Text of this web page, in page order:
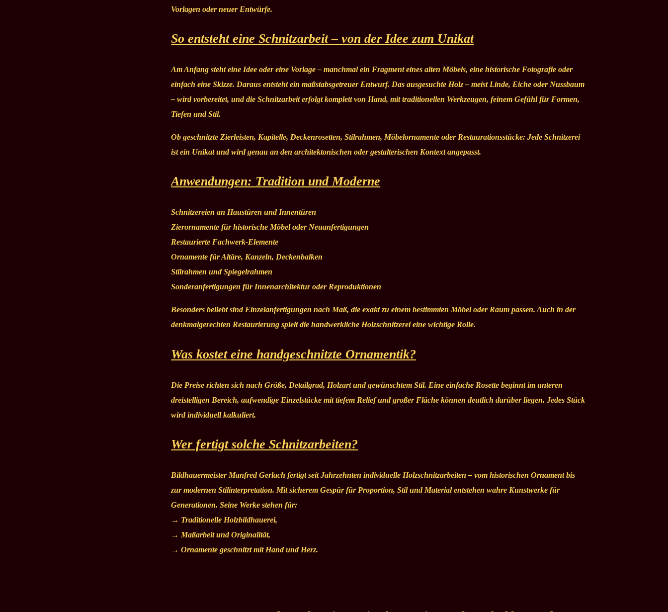
Vorlagen oder neuer Entwürfe.
So entsteht eine Schnitzarbeit – von der Idee zum Unikat
Am Anfang steht eine Idee oder eine Vorlage – manchmal ein Fragment eines alten Möbels, eine historische Fotografie oder
einfach eine Skizze. Daraus entsteht ein maßstabsgetreuer Entwurf. Das ausgesuchte Holz – meist Linde, Eiche oder Nussbaum
– wird vorbereitet, und die Schnitzarbeit erfolgt komplett von Hand, mit traditionellen Werkzeugen, feinem Gefühl für Formen,
Tiefen und Stil.
Ob geschnitzte Zierleisten, Kapitelle, Deckenrosetten, Stilrahmen, Möbelornamente oder Restaurationsstücke: Jede Schnitzerei
ist ein Unikat und wird genau an den architektonischen oder gestalterischen Kontext angepasst.
Anwendungen: Tradition und Moderne
Schnitzereien an Haustüren und Innentüren
Zierornamente für historische Möbel oder Neuanfertigungen
Restaurierte Fachwerk-Elemente
Ornamente für Altäre, Kanzeln, Deckenbalken
Stilrahmen und Spiegelrahmen
Sonderanfertigungen für Innenarchitektur oder Reproduktionen
Besonders beliebt sind Einzelanfertigungen nach Maß, die exakt zu einem bestimmten Möbel oder Raum passen. Auch in der
denkmalgerechten Restaurierung spielt die handwerkliche Holzschnitzerei eine wichtige Rolle.
Was kostet eine handgeschnitzte Ornamentik?
Die Preise richten sich nach Größe, Detailgrad, Holzart und gewünschtem Stil. Eine einfache Rosette beginnt im unteren
dreistelligen Bereich, aufwendige Einzelstücke mit tiefem Relief und großer Fläche können deutlich darüber liegen. Jedes Stück
wird individuell kalkuliert.
Wer fertigt solche Schnitzarbeiten?
Bildhauermeister Manfred Gerlach fertigt seit Jahrzehnten individuelle Holzschnitzarbeiten – vom historischen Ornament bis
zur modernen Stilinterpretation. Mit sicherem Gespür für Proportion, Stil und Material entstehen wahre Kunstwerke für
Generationen. Seine Werke stehen für:
→ Traditionelle Holzbildhauerei,
→ Maßarbeit und Originalität,
→ Ornamente geschnitzt mit Hand und Herz.